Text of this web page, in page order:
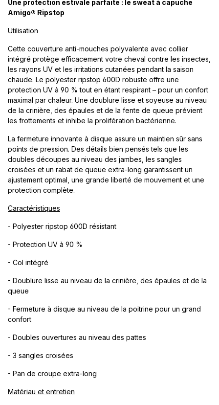
Une protection estivale parfaite : le sweat à capuche
Amigo® Ripstop
Utilisation
Cette couverture anti-mouches polyvalente avec collier
intégré protège efficacement votre cheval contre les insectes,
les rayons UV et les irritations cutanées pendant la saison
chaude. Le polyester ripstop 600D robuste offre une
protection UV à 90 % tout en étant respirant – pour un confort
maximal par chaleur. Une doublure lisse et soyeuse au niveau
de la crinière, des épaules et de la fente de queue prévient
les frottements et inhibe la prolifération bactérienne.
La fermeture innovante à disque assure un maintien sûr sans
points de pression. Des détails bien pensés tels que les
doubles découpes au niveau des jambes, les sangles
croisées et un rabat de queue extra-long garantissent un
ajustement optimal, une grande liberté de mouvement et une
protection complète.
Caractéristiques
- Polyester ripstop 600D résistant
- Protection UV à 90 %
- Col intégré
- Doublure lisse au niveau de la crinière, des épaules et de la
queue
- Fermeture à disque au niveau de la poitrine pour un grand
confort
- Doubles ouvertures au niveau des pattes
- 3 sangles croisées
- Pan de croupe extra-long
Matériau et entretien